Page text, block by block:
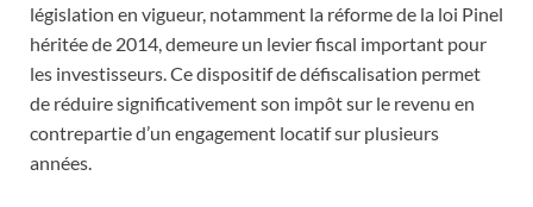
législation en vigueur, notamment la réforme de la loi Pinel
héritée de 2014, demeure un levier fiscal important pour
les investisseurs. Ce dispositif de défiscalisation permet
de réduire significativement son impôt sur le revenu en
contrepartie d’un engagement locatif sur plusieurs
années.